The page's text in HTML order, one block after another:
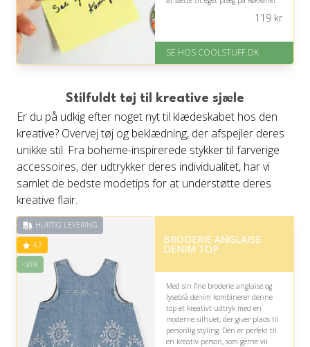
er 1-3 hverdage.
119kr
SE HOS COOLSTUFF.DK
Stilfuldt tøj til kreative sjæle
Er du på udkig efter noget nyt til klædeskabet hos den
kreative? Overvej tøj og beklædning, der afspejler deres
unikke stil. Fra boheme-inspirerede stykker til farverige
accessoires, der udtrykker deres individualitet, har vi
samlet de bedste modetips for at understøtte deres
kreative flair.
HURTIG LEVERING
4.7
-50%
BRODERIE ANGLAISE
DENIM TOP
Med sin fine broderie anglaise og
lyseblå denim kombinerer denne
top et kreativt udtryk med en
moderne silhuet, der giver plads til
personlig styling. Den er perfekt til
en kreativ person, som gerne vil